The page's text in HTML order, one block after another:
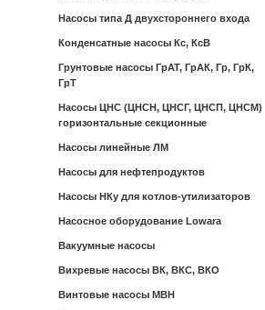
Насосы типа Д двухстороннего входа
Конденсатные насосы Кс, КсВ
Грунтовые насосы ГрАТ, ГрАК, Гр, ГрК,
ГрТ
Насосы ЦНС (ЦНСН, ЦНСГ, ЦНСП, ЦНСМ)
горизонтальные секционные
Насосы линейные ЛМ
Насосы для нефтепродуктов
Насосы НКу для котлов-утилизаторов
Насосное оборудование Lowara
Вакуумные насосы
Вихревые насосы ВК, ВКС, ВКО
Винтовые насосы МВН